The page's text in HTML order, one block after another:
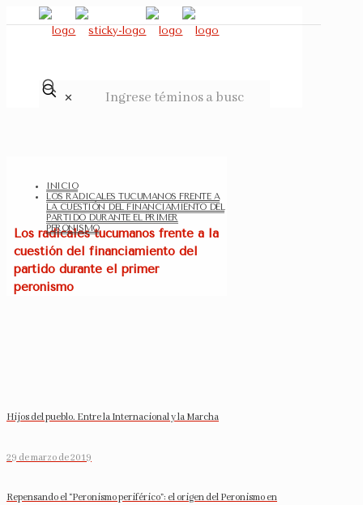
✕
Los radicales tucumanos frente a la
cuestión del financiamiento del
partido durante el primer
peronismo
INICIO
LOS RADICALES TUCUMANOS FRENTE A
LA CUESTIÓN DEL FINANCIAMIENTO DEL
PARTIDO DURANTE EL PRIMER
PERONISMO
Hijos del pueblo. Entre la Internacional y la Marcha
29 de marzo de 2019
Repensando el “Peronismo periférico”: el origen del Peronismo en